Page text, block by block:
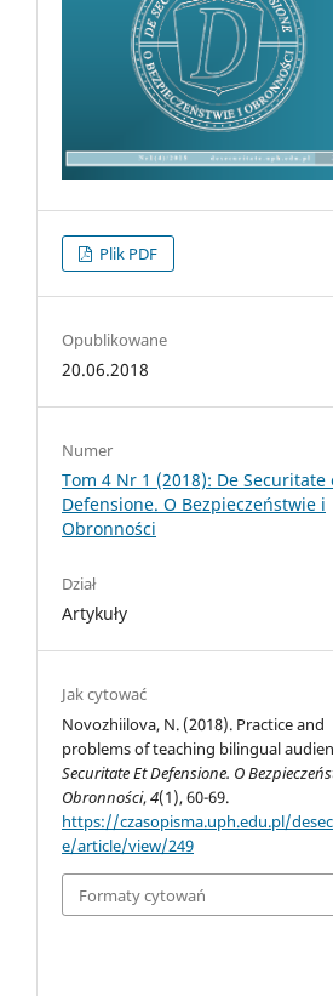
Plik PDF
Opublikowane
20.06.2018
Numer
Tom 4 Nr 1 (2018): De Securitate
Defensione. O Bezpieczeństwie i
Obronności
Dział
Artykuły
Jak cytować
Novozhiilova, N. (2018). Practice and
problems of teaching bilingual
Securitate Et Defensione. O
Obronności,4(1), 60-69.
https://czasopisma.uph.edu.pl/
e/article/view/249
Formaty cytowań